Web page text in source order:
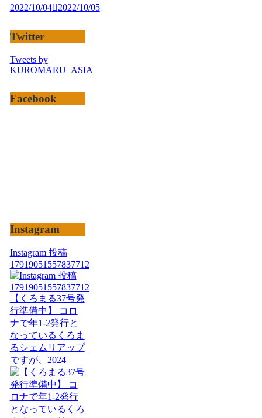
2022/10/04
2022/10/05
Twitter
Tweets by
KUROMARU_ASIA
Facebook
Instagram
Instagram 投稿
17919051557837712
【くろまる37号発
行準備中】 コロ
ナで年1-2発行と
なっているくろま
るシェムリアップ
ですが、2024